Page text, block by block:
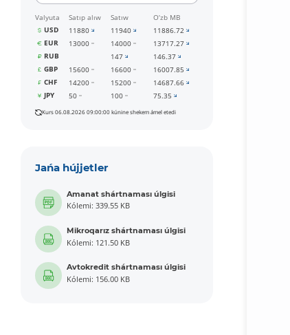
Valyuta Satıp alıw Satıw
O‘zb MB
USD
11880 11940
11886.72
EUR
13000 14000
13717.27
RUB
147
146.37
GBP
15600 16600
16007.85
CHF
14200 15200
14687.66
JPY
50 100 75.35
Kurs 06.08.2026 09:00:00 kúnine shekem ámel etedi
Jańa hújjetler
Amanat shártnaması úlgisi
Kólemi: 339.55 KB
Mikroqarız shártnaması úlgisi
Kólemi: 121.50 KB
Avtokredit shártnaması úlgisi
Kólemi: 156.00 KB